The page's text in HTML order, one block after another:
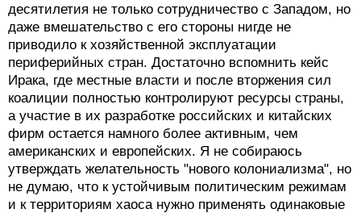
десятилетия не только сотрудничество с Западом, но
даже вмешательство с его стороны нигде не
приводило к хозяйственной эксплуатации
периферийных стран. Достаточно вспомнить кейс
Ирака, где местные власти и после вторжения сил
коалиции полностью контролируют ресурсы страны,
а участие в их разработке российских и китайских
фирм остается намного более активным, чем
американских и европейских. Я не собираюсь
утверждать желательность "нового колониализма", но
не думаю, что к устойчивым политическим режимам
и к территориям хаоса нужно применять одинаковые